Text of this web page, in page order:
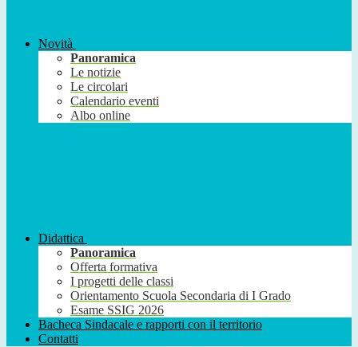
Novità
Panoramica
Le notizie
Le circolari
Calendario eventi
Albo online
Didattica
Panoramica
Offerta formativa
I progetti delle classi
Orientamento Scuola Secondaria di I Grado
Esame SSIG 2026
Bacheca Sindacale e rapporti con il territorio
Contatti